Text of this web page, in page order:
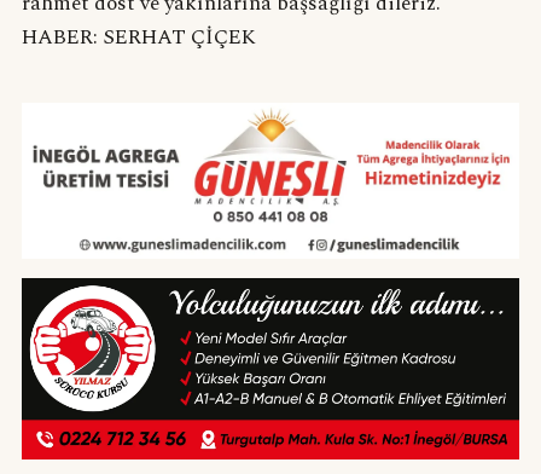
HABER: SERHAT ÇİÇEK